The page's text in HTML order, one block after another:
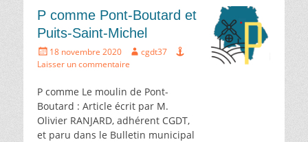
s
k
y
b
o
o
t
a
g
e
P comme Pont-Boutard et
Puits-Saint-Michel
Écrit
le
18 novembre 2020 Auteur
cgdt37
Laisser un commentaire
P comme Le moulin de Pont-
Boutard : Article écrit par M.
Olivier RANJARD, adhérent CGDT,
et paru dans le Bulletin municipal